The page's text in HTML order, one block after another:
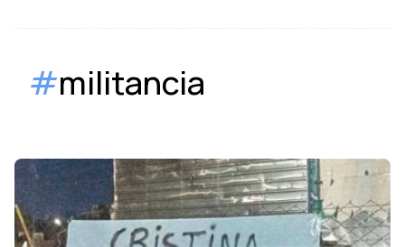
#militancia